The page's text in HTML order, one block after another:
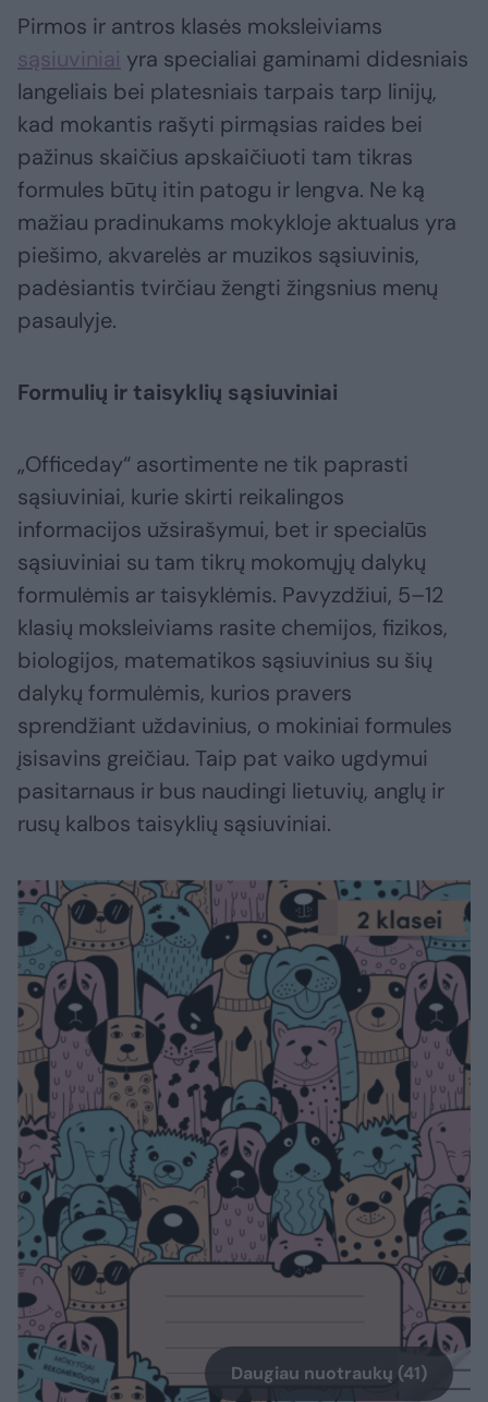
Pirmos ir antros klasės moksleiviams
sąsiuviniai yra specialiai gaminami didesniais
langeliais bei platesniais tarpais tarp linijų,
kad mokantis rašyti pirmąsias raides bei
pažinus skaičius apskaičiuoti tam tikras
formules būtų itin patogu ir lengva. Ne ką
mažiau pradinukams mokykloje aktualus yra
piešimo, akvarelės ar muzikos sąsiuvinis,
padėsiantis tvirčiau žengti žingsnius menų
pasaulyje.
Formulių ir taisyklių sąsiuviniai
„Officeday“ asortimente ne tik paprasti
sąsiuviniai, kurie skirti reikalingos
informacijos užsirašymui, bet ir specialūs
sąsiuviniai su tam tikrų mokomųjų dalykų
formulėmis ar taisyklėmis. Pavyzdžiui, 5–12
klasių moksleiviams rasite chemijos, fizikos,
biologijos, matematikos sąsiuvinius su šių
dalykų formulėmis, kurios pravers
sprendžiant uždavinius, o mokiniai formules
įsisavins greičiau. Taip pat vaiko ugdymui
pasitarnaus ir bus naudingi lietuvių, anglų ir
rusų kalbos taisyklių sąsiuviniai.
Daugiau nuotraukų (41)